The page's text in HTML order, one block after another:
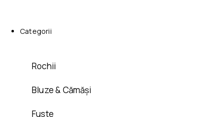
Categorii
Rochii
Bluze & Cămăși
Fuste